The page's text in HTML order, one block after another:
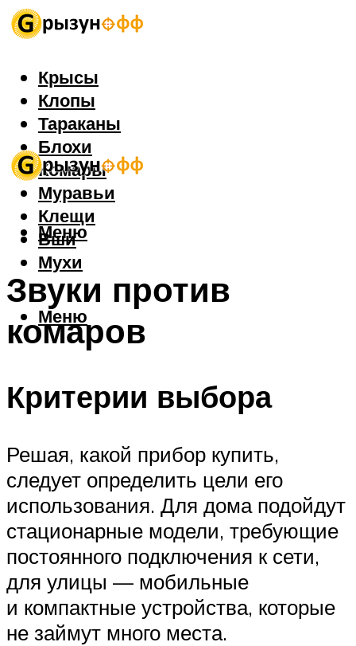
Крысы
Клопы
Тараканы
Блохи
Комары
Муравьи
Клещи
Вши
Мухи
Меню
Меню
Звуки против
комаров
Критерии выбора
Решая, какой прибор купить,
следует определить цели его
использования. Для дома подойдут
стационарные модели, требующие
постоянного подключения к сети,
для улицы — мобильные
и компактные устройства, которые
не займут много места.